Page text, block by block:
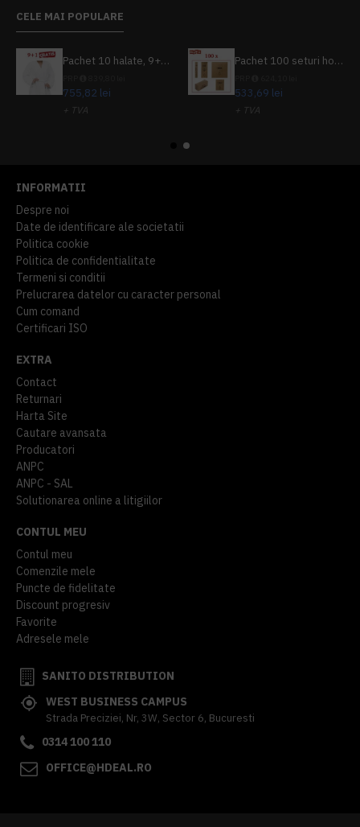
CELE MAI POPULARE
Pachet 10 halate, 9+1 gratuit
755,82 lei
+ TVA
Pachet 100 seturi hoteliere, set dentar, set barbierit, casca de dus, pila unghii, set cusut
533,69 lei
+ TVA
INFORMATII
Despre noi
Date de identificare ale societatii
Politica cookie
Politica de confidentialitate
Termeni si conditii
Prelucrarea datelor cu caracter personal
Cum comand
Certificari ISO
EXTRA
Contact
Returnari
Harta Site
Cautare avansata
Producatori
ANPC
ANPC - SAL
Solutionarea online a litigiilor
CONTUL MEU
Contul meu
Comenzile mele
Puncte de fidelitate
Discount progresiv
Favorite
Adresele mele
SANITO DISTRIBUTION
WEST BUSINESS CAMPUS
Strada Preciziei, Nr, 3W, Sector 6, Bucuresti
0314 100 110
OFFICE@HDEAL.RO